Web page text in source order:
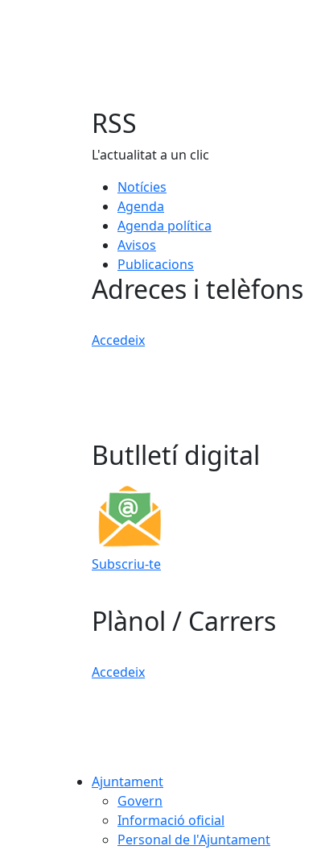
RSS
L'actualitat a un clic
Notícies
Agenda
Agenda política
Avisos
Publicacions
Adreces i telèfons
Accedeix
Butlletí digital
Subscriu-te
Plànol / Carrers
Accedeix
Ajuntament
Govern
Informació oficial
Personal de l'Ajuntament